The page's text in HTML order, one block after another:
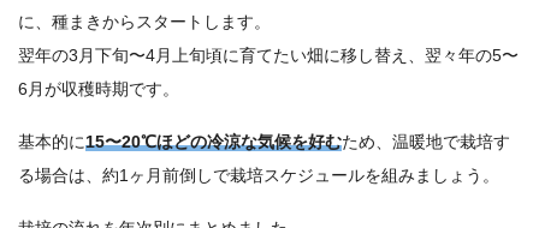
に、種まきからスタートします。
翌年の3月下旬〜4月上旬頃に育てたい畑に移し替え、翌々年の5〜
6月が収穫時期です。
基本的に15〜20℃ほどの冷涼な気候を好むため、温暖地で栽培す
る場合は、約1ヶ月前倒しで栽培スケジュールを組みましょう。